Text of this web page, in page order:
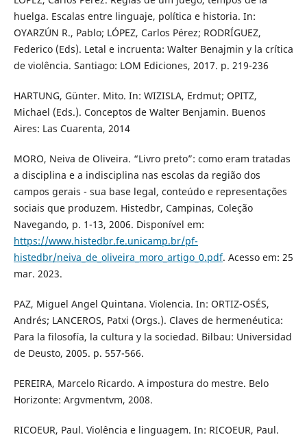
huelga. Escalas entre linguaje, política e historia. In:
OYARZÚN R., Pablo; LÓPEZ, Carlos Pérez; RODRÍGUEZ,
Federico (Eds). Letal e incruenta: Walter Benajmin y la crítica
de violência. Santiago: LOM Ediciones, 2017. p. 219-236
HARTUNG, Günter. Mito. In: WIZISLA, Erdmut; OPITZ,
Michael (Eds.). Conceptos de Walter Benjamin. Buenos
Aires: Las Cuarenta, 2014
MORO, Neiva de Oliveira. “Livro preto”: como eram tratadas
a disciplina e a indisciplina nas escolas da região dos
campos gerais - sua base legal, conteúdo e representações
sociais que produzem. Histedbr, Campinas, Coleção
Navegando, p. 1-13, 2006. Disponível em:
https://www.histedbr.fe.unicamp.br/pf-
histedbr/neiva_de_oliveira_moro_artigo_0.pdf. Acesso em: 25
mar. 2023.
PAZ, Miguel Angel Quintana. Violencia. In: ORTIZ-OSÉS,
Andrés; LANCEROS, Patxi (Orgs.). Claves de hermenéutica:
Para la filosofía, la cultura y la sociedad. Bilbau: Universidad
de Deusto, 2005. p. 557-566.
PEREIRA, Marcelo Ricardo. A impostura do mestre. Belo
Horizonte: Argvmentvm, 2008.
RICOEUR, Paul. Violência e linguagem. In: RICOEUR, Paul.